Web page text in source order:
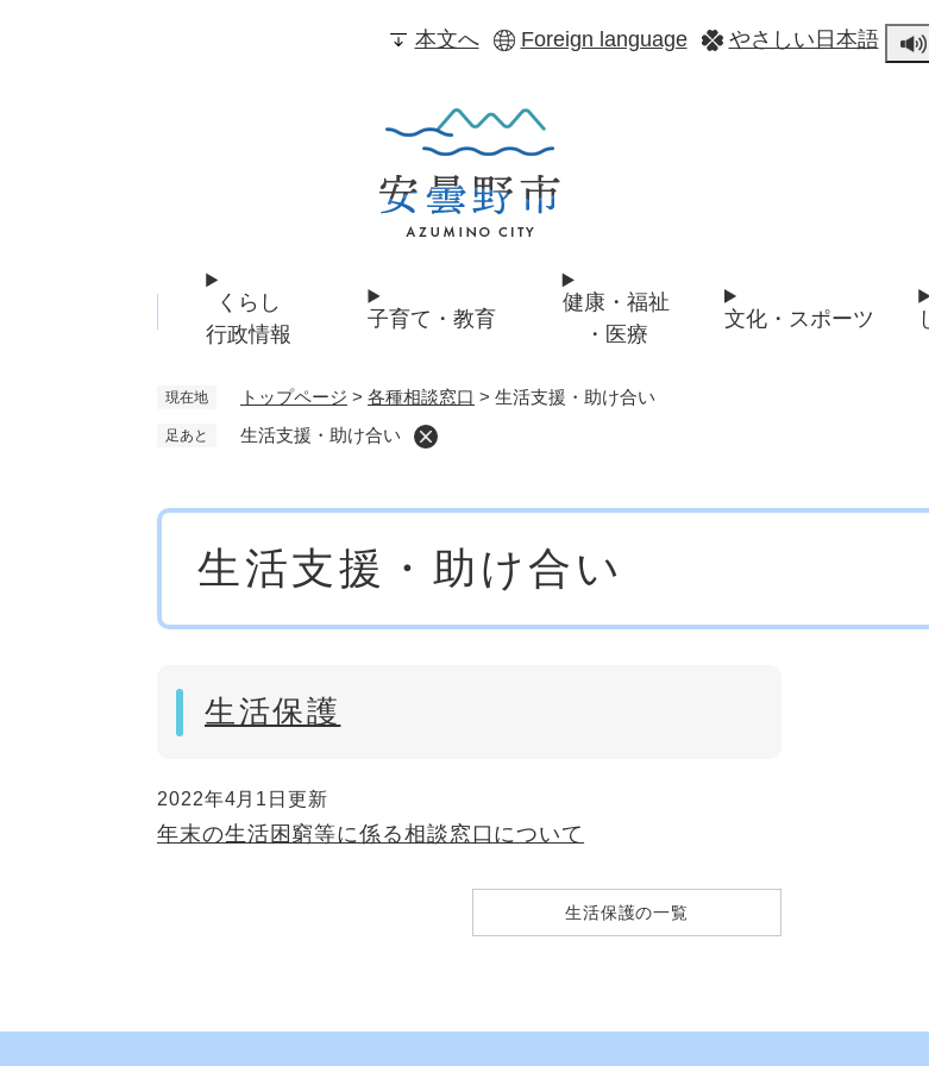
本文へ Foreign language やさしい日本語
くらし
行政情報
子育て・教育
健康・福祉
・医療
文化・スポーツ
現在地 トップページ > 各種相談窓口 > 生活支援・助け合い
足あと 生活支援・助け合い
生活支援・助け合い
生活保護
2022年4月1日更新
年末の生活困窮等に係る相談窓口について
生活保護の一覧